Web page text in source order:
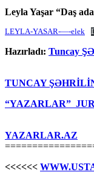
Leyla Yaşar “Daş
LEYLA-YASAR-—-elek
Hazırladı: Tuncay
TUNCAY
“YAZARLAR”
YAZARLAR.AZ
<<<<<<